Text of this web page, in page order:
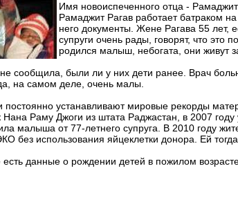
Имя новоиспеченного отца -
Рамаджит Рагав работает батраком
него документы. Жене Рагава 55 лет,
супруги очень рады, говорят, что это
родился малыш, небогата, они живут
сообщила, были ли у них дети ранее. Врач
на самом деле, очень малы.
устанавливают мировые рекорды
Нана Раму Джоги из штата Раджастан, в 2007
малыша от 77-летнего супруга. В 2010 году
без использования яйцеклетки донора. Ей
есть данные о рождении детей в пожилом